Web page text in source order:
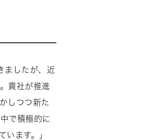
ましたが、近
貴社が推進
しつつ新た
で積極的に
います。」